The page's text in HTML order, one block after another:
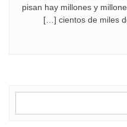
pisan hay millones y
cientos de miles